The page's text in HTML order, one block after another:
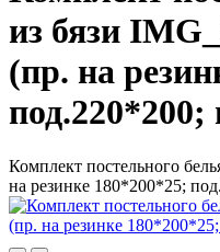
из бязи
(пр. на
Комплект постельного
на резинке 180*200*25;